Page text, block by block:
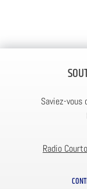
Saviez-
Radio